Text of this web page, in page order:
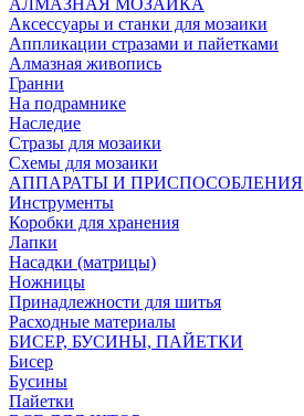
АЛМАЗНАЯ МОЗАИКА
Аксессуары и станки для мозаики
Аппликации стразами и пайетками
Алмазная живопись
Гранни
На подрамнике
Наследие
Стразы для мозаики
Схемы для мозаики
АППАРАТЫ И ПРИСПОСОБЛЕНИЯ
Инструменты
Коробки для хранения
Лапки
Насадки (матрицы)
Ножницы
Принадлежности для шитья
Расходные материалы
БИСЕР, БУСИНЫ, ПАЙЕТКИ
Бисер
Бусины
Пайетки